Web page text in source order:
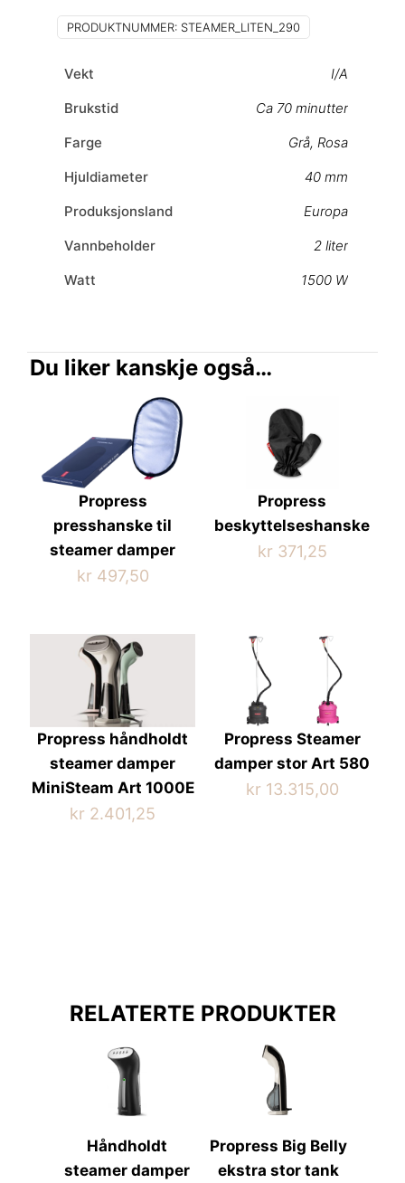
290
PRODUKTNUMMER: STEAMER_LITEN_290
Vekt
I/A
Brukstid
Ca 70 minutter
Farge
Grå, Rosa
Hjuldiameter
40 mm
Produksjonsland
Europa
Vannbeholder
2 liter
Watt
1500 W
Du liker kanskje også…
Propress
presshanske til
steamer damper
kr 497,50
Propress
beskyttelseshanske
kr 371,25
Propress håndholdt
steamer damper
MiniSteam Art 1000E
kr 2.401,25
på
Propress Steamer
damper stor Art 580
kr 13.315,00
produktsiden
RELATERTE PRODUKTER
Håndholdt
steamer damper
Propress Big Belly
ekstra stor tank